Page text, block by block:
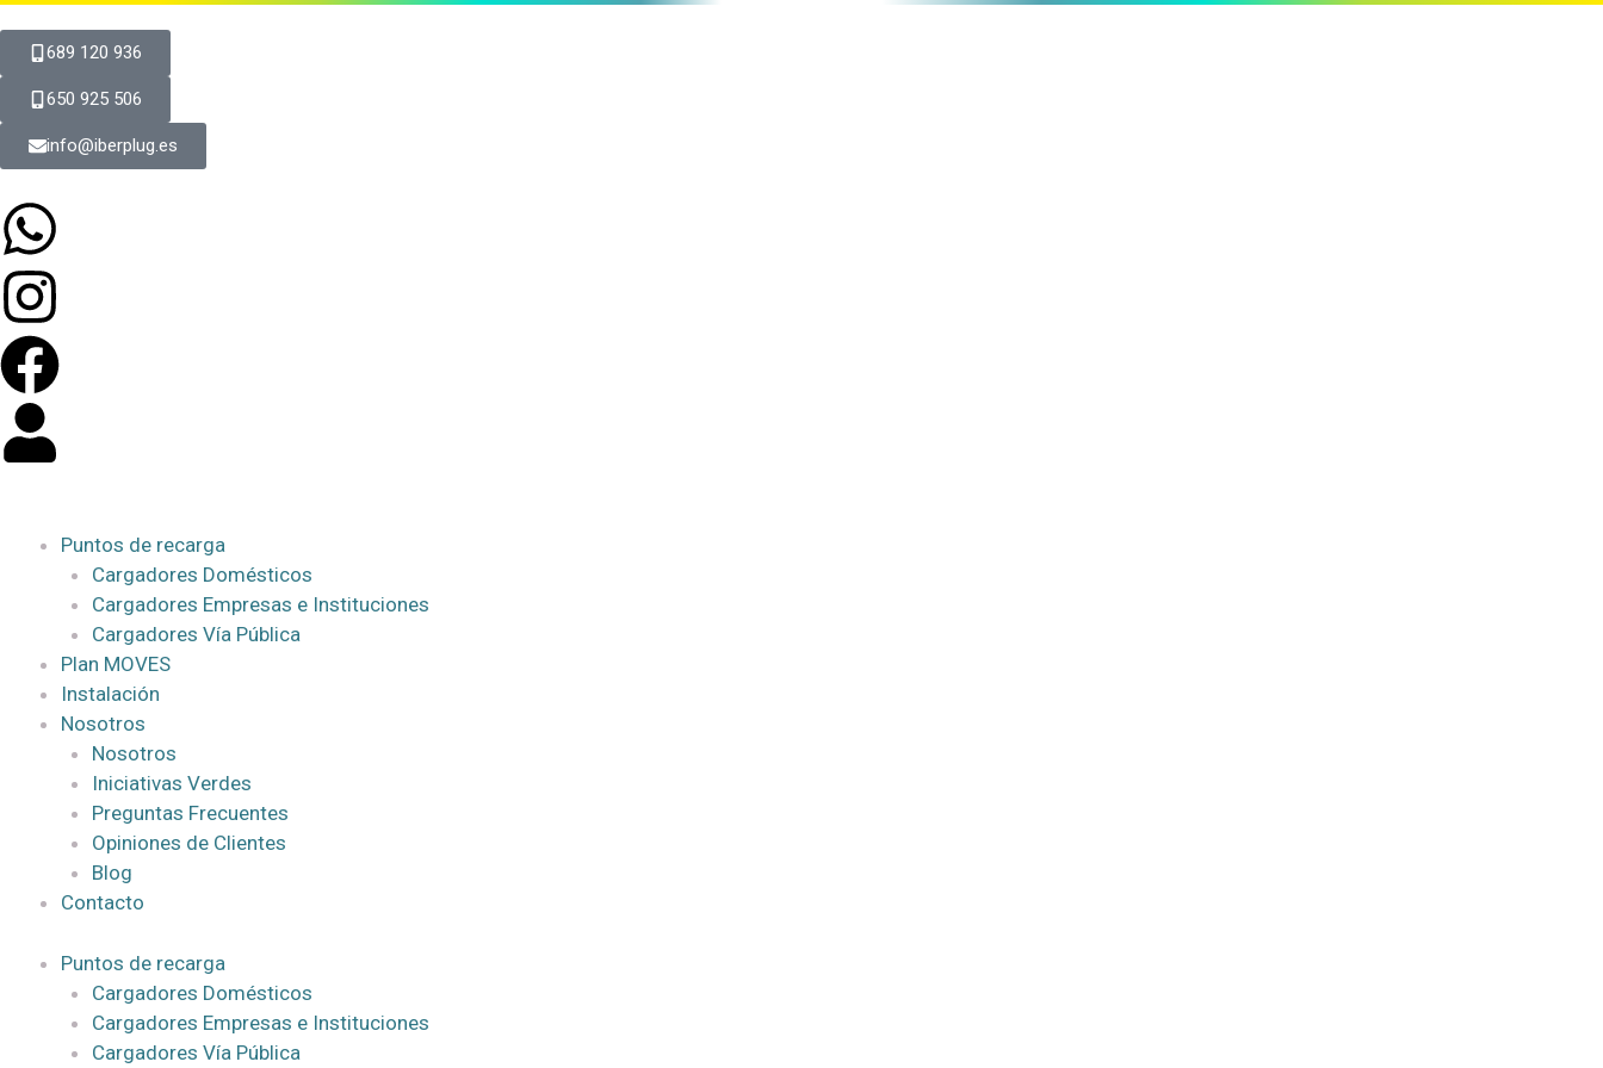
689 120 936
650 925 506
info@iberplug.es
Puntos de recarga
Cargadores Domésticos
Cargadores Empresas e Instituciones
Cargadores Vía Pública
Plan MOVES
Instalación
Nosotros
Nosotros
Iniciativas Verdes
Preguntas Frecuentes
Opiniones de Clientes
Blog
Contacto
Puntos de recarga
Cargadores Domésticos
Cargadores Empresas e Instituciones
Cargadores Vía Pública